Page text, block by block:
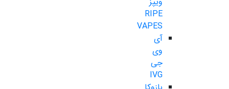
RIPE
VAPES
آی
وی
جی
IVG